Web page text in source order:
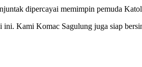
dipercayai memimpin pemuda
Kami Komac Sagulung juga siap